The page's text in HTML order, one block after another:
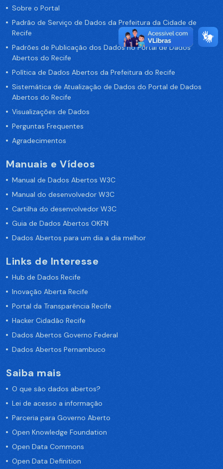
Sobre o Portal
Padrão de Serviço de Dados da Prefeitura da Cidade de
Recife
Padrões de Publicação dos Dados no Portal de Dados
Abertos do Recife
Política de Dados Abertos da Prefeitura do Recife
Sistemática de Atualização de Dados do Portal de Dados
Abertos do Recife
Visualizações de Dados
Perguntas Frequentes
Agradecimentos
Manuais e Vídeos
Manual de Dados Abertos W3C
Manual do desenvolvedor W3C
Cartilha do desenvolvedor W3C
Guia de Dados Abertos OKFN
Dados Abertos para um dia a dia melhor
Links de Interesse
Hub de Dados Recife
Inovação Aberta Recife
Portal da Transparência Recife
Hacker Cidadão Recife
Dados Abertos Governo Federal
Dados Abertos Pernambuco
Saiba mais
O que são dados abertos?
Lei de acesso a informação
Parceria para Governo Aberto
Open Knowledge Foundation
Open Data Commons
Open Data Definition